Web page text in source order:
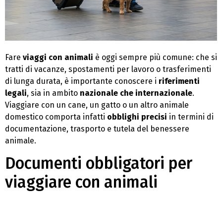
Fare viaggi con animali è oggi sempre più comune: che si
tratti di vacanze, spostamenti per lavoro o trasferimenti
di lunga durata, è importante conoscere i riferimenti
legali, sia in ambito nazionale che internazionale.
Viaggiare con un cane, un gatto o un altro animale
domestico comporta infatti obblighi precisi in termini di
documentazione, trasporto e tutela del benessere
animale.
Documenti obbligatori per
viaggiare con animali